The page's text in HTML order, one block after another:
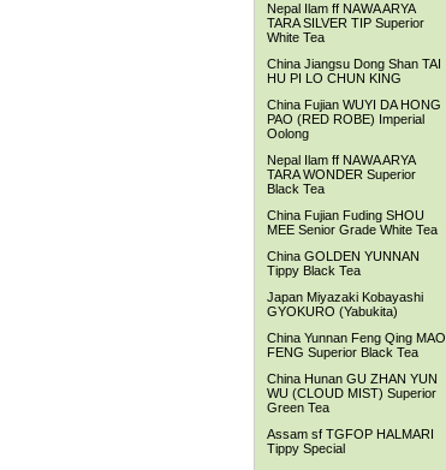
Nepal Ilam ff NAWA ARYA
TARA SILVER TIP Superior
White Tea
China Jiangsu Dong Shan TAI
HU PI LO CHUN KING
China Fujian WUYI DA HONG
PAO (RED ROBE) Imperial
Oolong
Nepal Ilam ff NAWA ARYA
TARA WONDER Superior
Black Tea
China Fujian Fuding SHOU
MEE Senior Grade White Tea
China GOLDEN YUNNAN
Tippy Black Tea
Japan Miyazaki Kobayashi
GYOKURO (Yabukita)
China Yunnan Feng Qing MAO
FENG Superior Black Tea
China Hunan GU ZHAN YUN
WU (CLOUD MIST) Superior
Green Tea
Assam sf TGFOP HALMARI
Tippy Special